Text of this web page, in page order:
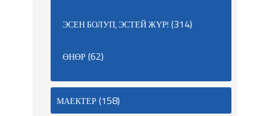
ЭСЕН БОЛУП, ЭСТЕЙ ЖҮР! (314)
ӨНӨР(62)
МАЕКТЕР(158)